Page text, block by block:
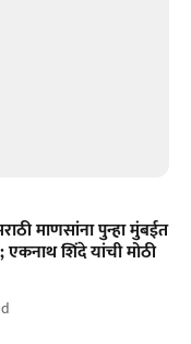
माणसांना पुन्हा मुंबईत
शिंदे यांची मोठी